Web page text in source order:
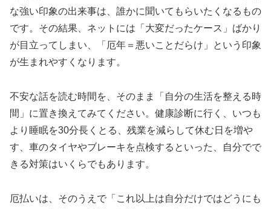
な強い印象の出来事は、誰かに聞いてもらいたくなるもの
です。その結果、ネットには「大変だったケース」ばかり
が目立ってしまい、「厄年＝悪いことだらけ」という印象
が生まれやすくなります。
不安な話を読む時間を、そのまま「自分の生活を整える時
間」に置き換えてみてください。健康診断に行く、いつも
より睡眠を30分長くとる、残業を減らして休む日を増や
す、車のタイヤやブレーキを点検するといった、自分でで
きる対策はいくらでもあります。
厄払いは、そのうえで「これ以上は自分だけではどうにも